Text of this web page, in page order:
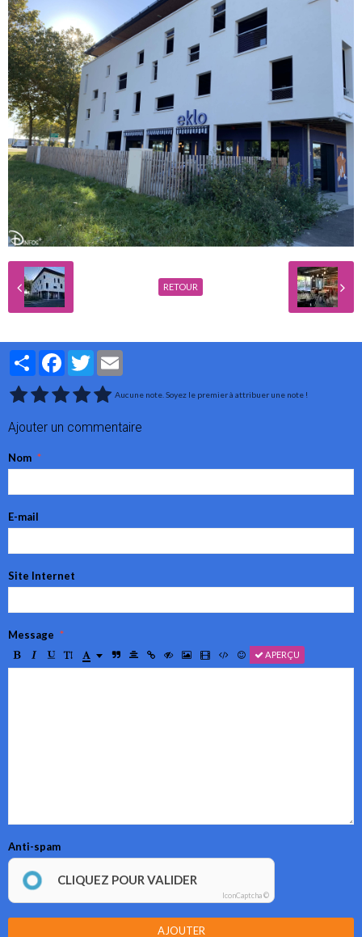
RETOUR
PartagerFacebookTwitter
Aucune note. Soyez le premier à attribuer une note !
Ajouter un commentaire
Nom
E-mail
Site Internet
Message
APERÇU
Anti-spam
CLIQUEZ POUR VALIDER
IconCaptcha ©
AJOUTER